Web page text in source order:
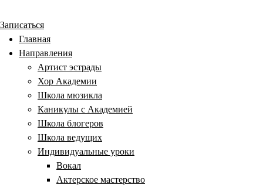
Записаться
Главная
Направления
Артист эстрады
Хор Академии
Школа мюзикла
Каникулы с Академией
Школа блогеров
Школа ведущих
Индивидуальные уроки
Вокал
Актерское мастерство